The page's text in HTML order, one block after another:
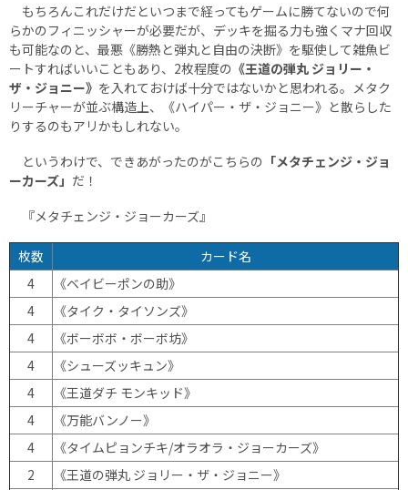
もちろんこれだけだといつまで経ってもゲームに勝てないので何
らかのフィニッシャーが必要だが、デッキを掘る力も強くマナ回収
も可能なのと、最悪《勝熱と弾丸と自由の決断》を駆使して雑魚ビ
ートすればいいこともあり、2枚程度の 《王道の弾丸 ジョリー・
ザ・ジョニー》 を入れておけば十分ではないかと思われる。メタク
リーチャーが並ぶ構造上、《ハイパー・ザ・ジョニー》と散らした
りするのもアリかもしれない。
というわけで、できあがったのがこちらの 「メタチェンジ・ジョ
ーカーズ」 だ！
『メタチェンジ・ジョーカーズ』
枚数
カード名
4
《ベイビーポンの助》
4
《タイク・タイソンズ》
4
《ボーボボ・ボーボ坊》
4
《シューズッキュン》
4
《王道ダチ モンキッド》
4
《万能バンノー》
4
《タイムピョンチキ/オラオラ・ジョーカーズ》
2
《王道の弾丸 ジョリー・ザ・ジョニー》